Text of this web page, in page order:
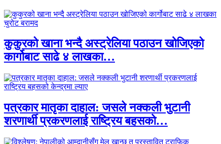
कुकुरको खाना भन्दै अस्ट्रेलिया पठाउन खोजिएको
कार्गोबाट साढे ४ लाखका…
पत्रकार मातृका दाहाल: जसले नक्कली भुटानी
शरणार्थी प्रकरणलाई राष्ट्रिय बहसको…